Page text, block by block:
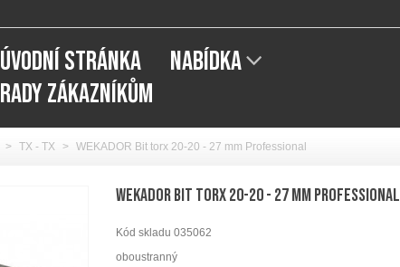
ÚVODNÍ STRÁNKA
NABÍDKA
RADY ZÁKAZNÍKŮM
> TX - TX > WEKADOR Bit torx 20-20 - 27 mm Professional
WEKADOR Bit torx 20-20 - 27 mm Professional
Kód skladu 035062
oboustranný